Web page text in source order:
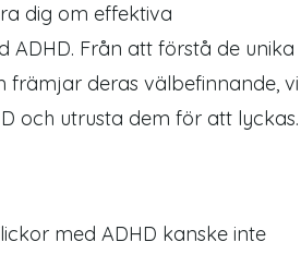
dig om effektiva
Från att förstå de unika
främjar deras välbefinnande, vi
och utrusta dem för att lyckas.
med ADHD kanske inte